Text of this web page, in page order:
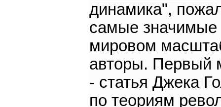
динамика",
самые значимые
мировом
авторы. Первый
- статья Джека
по теориям